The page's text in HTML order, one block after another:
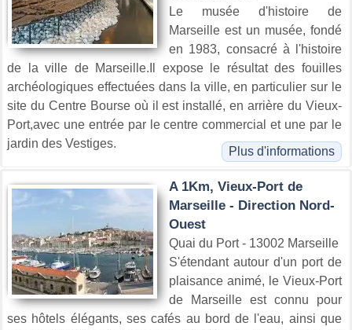
Le musée d'histoire de
Marseille est un musée, fondé
en 1983, consacré à l'histoire
de la ville de Marseille.Il expose le résultat des fouilles
archéologiques effectuées dans la ville, en particulier sur le
site du Centre Bourse où il est installé, en arrière du Vieux-
Port,avec une entrée par le centre commercial et une par le
jardin des Vestiges.
Plus d'informations
A 1Km, Vieux-Port de
Marseille - Direction Nord-
Ouest
Quai du Port - 13002 Marseille
S'étendant autour d'un port de
plaisance animé, le Vieux-Port
de Marseille est connu pour
ses hôtels élégants, ses cafés au bord de l'eau, ainsi que